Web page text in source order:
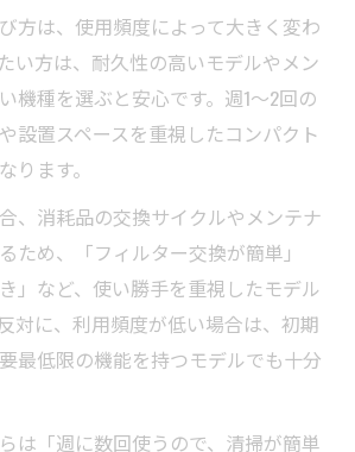
方は、使用頻度によって大きく変わ
い方は、耐久性の高いモデルやメン
機種を選ぶと安心です。週1〜2回の
設置スペースを重視したコンパクト
ります。
、消耗品の交換サイクルやメンテナ
ため、「フィルター交換が簡単」
」など、使い勝手を重視したモデル
対に、利用頻度が低い場合は、初期
最低限の機能を持つモデルでも十分
は「週に数回使うので、清掃が簡単